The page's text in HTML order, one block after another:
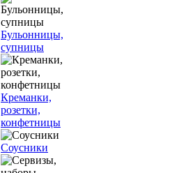
Бульонницы,
супницы
Креманки,
розетки,
конфетницы
Соусники